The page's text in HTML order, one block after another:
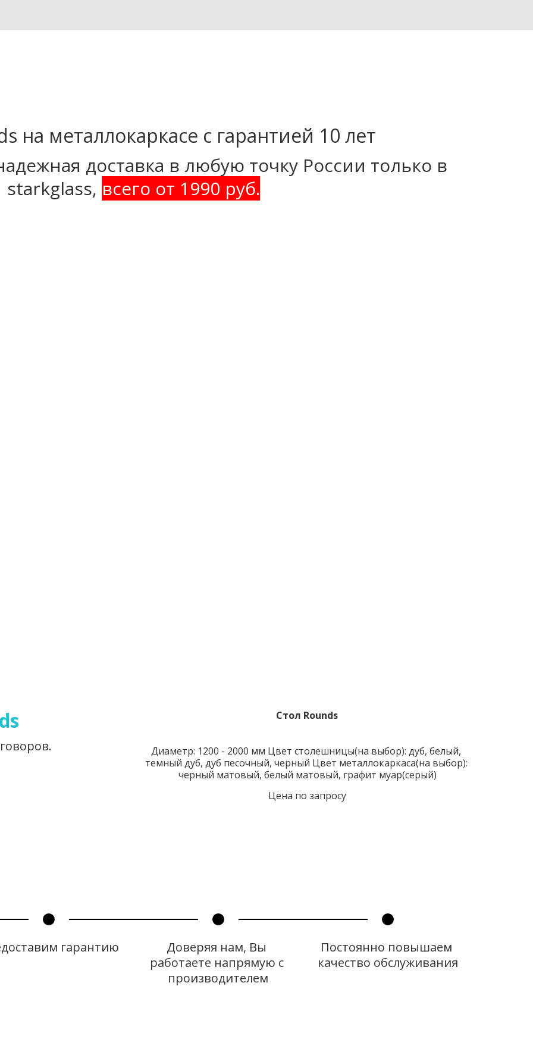
на металлокаркасе с гарантией 10 лет
доставка в любую точку России только в
starkglass, всего от 1990 руб.
Стол Rounds
Диаметр: 1200 - 2000 мм Цвет столешницы(на выбор): дуб, белый,
темный дуб, дуб песочный, черный Цвет металлокаркаса(на выбор):
черный матовый, белый матовый, графит муар(серый)
Цена по запросу
гарантию
Доверяя нам, Вы
работаете напрямую с
производителем
Постоянно повышаем
качество обслуживания